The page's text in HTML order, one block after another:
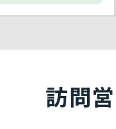
訪問